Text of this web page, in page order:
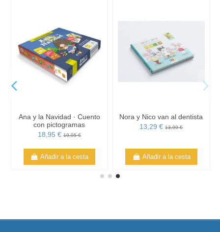
Ana y la Navidad · Cuento
con pictogramas
18,95 € 19,95 €
Añadir a la cesta
Nora y Nico van al dentista
13,29 €13,99 €
Añadir a la cesta